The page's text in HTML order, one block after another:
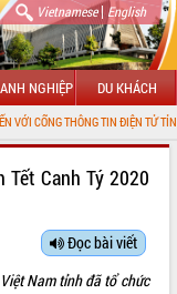
Vietnamese| English
NGHIỆP DU KHÁCH
TIN ĐIỆN TỬ TỈNH ĐẮK LẮK
Canh Tý 2020
Đọc bài viết
Nam tỉnh đã tổ chức